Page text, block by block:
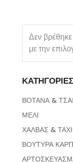
Δεν βρέθηκε
με την
ΚΑΤΗΓΟΡΙΕΣ
ΒΟΤΑΝΑ & ΤΣΑΙ
ΜΕΛΙ
ΧΑΛΒΑΣ &
ΒΟΥΤΥΡΑ